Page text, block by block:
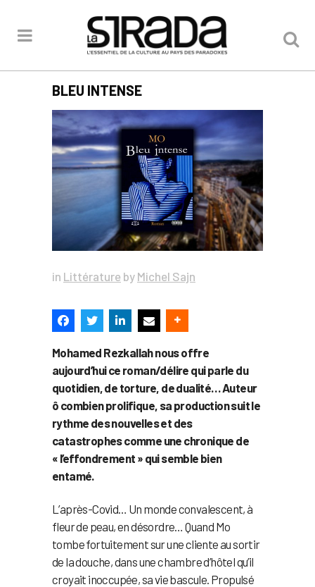
BLEU INTENSE
in Littérature by Michel Sajn
Mohamed Rezkallah nous offre
aujourd’hui ce roman/délire qui parle du
quotidien, de torture, de dualité… Auteur
ô combien prolifique, sa production suit le
rythme des nouvelles et des
catastrophes comme une chronique de
« l’effondrement » qui semble bien
entamé.
L’après-Covid… Un monde convalescent, à
fleur de peau, en désordre… Quand Mo
tombe fortuitement sur une cliente au sortir
de la douche, dans une chambre d’hôtel qu’il
croyait inoccupée, sa vie bascule. Propulsé